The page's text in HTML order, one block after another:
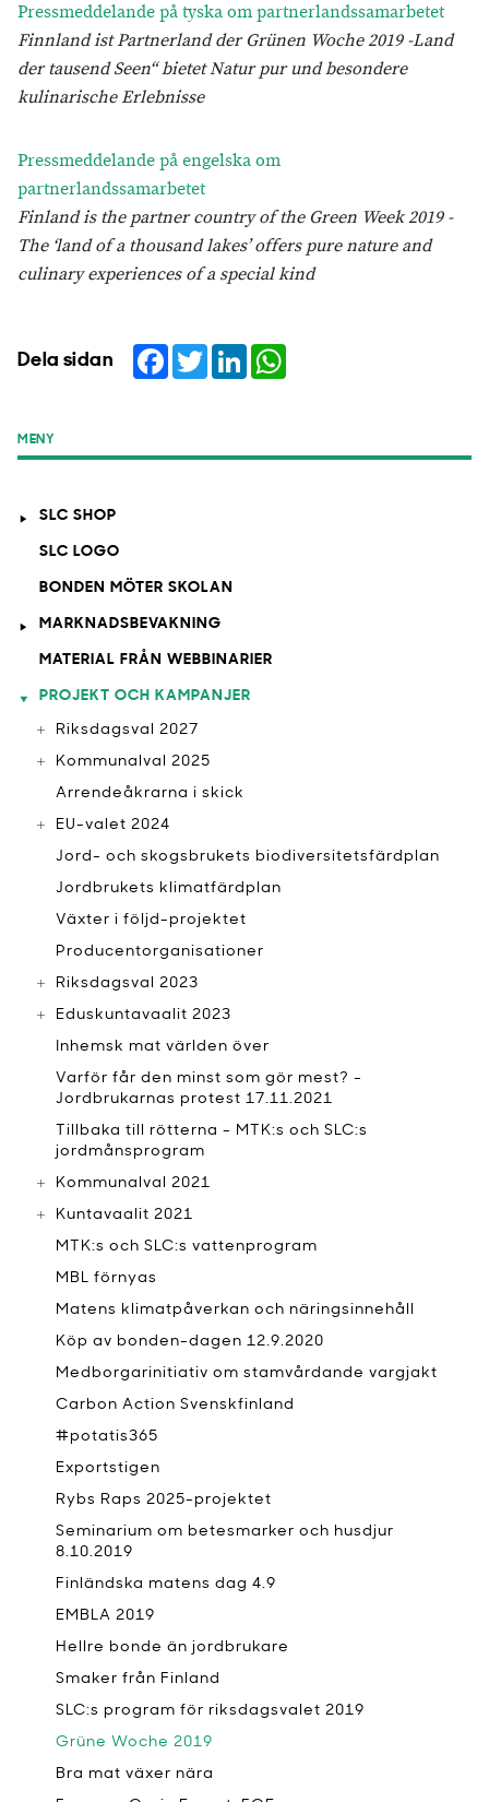
Pressmeddelande på tyska om partnerlandssamarbetet
Finnland ist Partnerland der Grünen Woche 2019 -Land
der tausend Seen“ bietet Natur pur und besondere
kulinarische Erlebnisse
Pressmeddelande på engelska om
partnerlandssamarbetet
Finland is the partner country of the Green Week 2019 -
The ‘land of a thousand lakes’ offers pure nature and
culinary experiences of a special kind
Dela sidan Facebook
TwitterLinkedIn
MENY
SLC SHOP
SLC LOGO
BONDEN MÖTER SKOLAN
MARKNADSBEVAKNING
MATERIAL FRÅN WEBBINARIER
PROJEKT OCH KAMPANJER
Riksdagsval 2027
Kommunalval 2025
Arrendeåkrarna i skick
EU-valet 2024
Jord- och skogsbrukets biodiversitetsfärdplan
Jordbrukets klimatfärdplan
Växter i följd-projektet
Producentorganisationer
Riksdagsval 2023
Eduskuntavaalit 2023
Inhemsk mat världen över
Varför får den minst som gör mest? -
Jordbrukarnas protest 17.11.2021
Tillbaka till rötterna - MTK:s och SLC:s
jordmånsprogram
Kommunalval 2021
Kuntavaalit 2021
MTK:s och SLC:s vattenprogram
MBL förnyas
Matens klimatpåverkan och näringsinnehåll
Köp av bonden-dagen 12.9.2020
Medborgarinitiativ om stamvårdande vargjakt
Carbon Action Svenskfinland
#potatis365
Exportstigen
Rybs Raps 2025-projektet
Seminarium om betesmarker och husdjur
8.10.2019
Finländska matens dag 4.9
EMBLA 2019
Hellre bonde än jordbrukare
Smaker från Finland
SLC:s program för riksdagsvalet 2019
Grüne Woche 2019
Bra mat växer nära